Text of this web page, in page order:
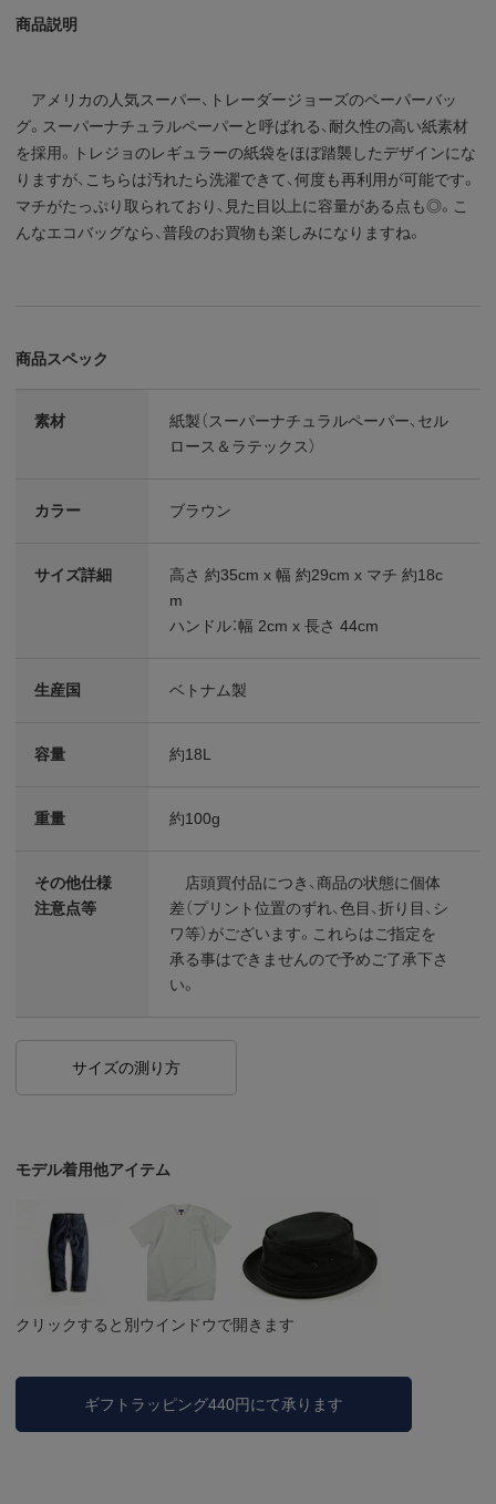
商品説明
アメリカの人気スーパー、トレーダージョーズのペーパーバッ
グ。スーパーナチュラルペーパーと呼ばれる、耐久性の高い紙素材
を採用。トレジョのレギュラーの紙袋をほぼ踏襲したデザインにな
りますが、こちらは汚れたら洗濯できて、何度も再利用が可能です。
マチがたっぷり取られており、見た目以上に容量がある点も◎。こ
んなエコバッグなら、普段のお買物も楽しみになりますね。
商品スペック
素材
紙製（スーパーナチュラルペーパー、セル
ロース＆ラテックス）
カラー ブラウン
サイズ詳細
高さ 約35cm x 幅 約29cm x マチ 約18c
m
ハンドル：幅 2cm x 長さ 44cm
生産国 ベトナム製
容量 約18L
重量 約100g
その他仕様
注意点等
店頭買付品につき、商品の状態に個体
差（プリント位置のずれ、色目、折り目、シ
ワ等）がございます。これらはご指定を
承る事はできませんので予めご了承下さ
い。
サイズの測り方
モデル着用他アイテム
クリックすると別ウインドウで開きます
ギフトラッピング440円にて承ります